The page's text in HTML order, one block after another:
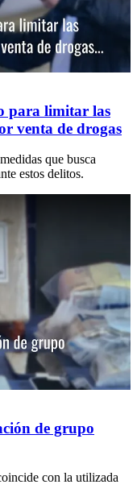
para limitar las
venta de drogas
que busca
estos delitos.
investiga presunta
de grupo
con la utilizada